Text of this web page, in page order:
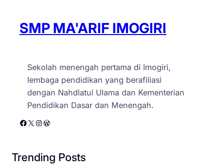
s
e
a
a
d
a
s
k
a
a
n
a
SMP MA'ARIF IMOGIRI
Sekolah menengah pertama di Imogiri,
lembaga pendidikan yang berafiliasi
dengan Nahdlatul Ulama dan Kementerian
Pendidikan Dasar dan Menengah.
Facebook X Instagram WordPress
Trending Posts